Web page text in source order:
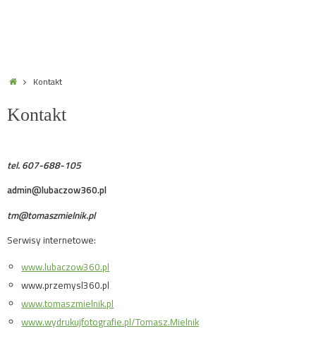
HomeKontakt
Kontakt
tel. 607-688-105
admin@lubaczow360.pl
tm@tomaszmielnik.pl
Serwisy internetowe:
www.lubaczow360.pl
www.przemysl360.pl
www.tomaszmielnik.pl
www.wydrukujfotografie.pl/Tomasz.Mielnik